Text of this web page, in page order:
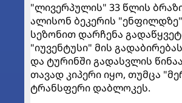
"ლივერპულის" 33 წლის
ალისონ ბეკერის "ენფილდზე"
სეზონით დარჩენა
"იუვენტუსი" მის
და ტურინში გადასვლის
თავად კიპერი იყო, თუმცა
ტრანსფერი დაბლოკეს.